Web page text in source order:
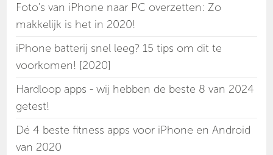
Foto's van iPhone naar PC overzetten: Zo
makkelijk is het in 2020!
iPhone batterij snel leeg? 15 tips om dit te
voorkomen! [2020]
Hardloop apps - wij hebben de beste 8 van 2024
getest!
Dé 4 beste fitness apps voor iPhone en Android
van 2020